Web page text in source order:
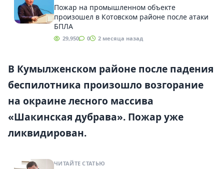
Пожар на промышленном объекте
произошел в Котовском районе после атаки
БПЛА
29,950 0 2 месяца назад
В Кумылженском районе после падения
беспилотника произошло возгорание
на окраине лесного массива
«Шакинская дубрава». Пожар уже
ликвидирован.
ЧИТАЙТЕ СТАТЬЮ